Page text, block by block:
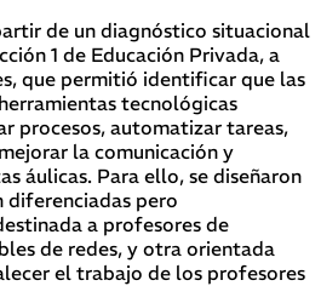
de un diagnóstico situacional
1 de Educación Privada, a
que permitió identificar que las
tecnológicas
procesos, automatizar tareas,
la comunicación y
áulicas. Para ello, se diseñaron
diferenciadas pero
a profesores de
de redes, y otra orientada
el trabajo de los profesores